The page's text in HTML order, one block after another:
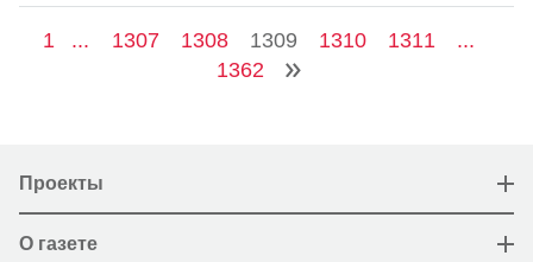
1 ... 1307 1308 1309 1310 1311
...
1362
Проекты
О газете